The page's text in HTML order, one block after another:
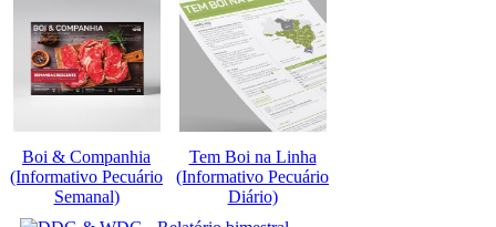
Boi & Companhia
(Informativo Pecuário
Semanal)
Tem Boi na Linha
(Informativo Pecuário
Diário)